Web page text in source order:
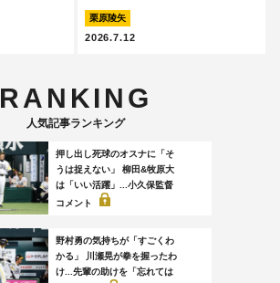
栗原陵矢
2026.7.12
RANKING
人気記事ランキング
押し出し死球のオスナに「そ
うは捉えない」 柳田&牧原大
は「いい活躍」...小久保監督
コメント
野村勇の気持ちが「すごくわ
かる」 川瀬晃が拳を握ったわ
け...先輩の助けを「忘れては